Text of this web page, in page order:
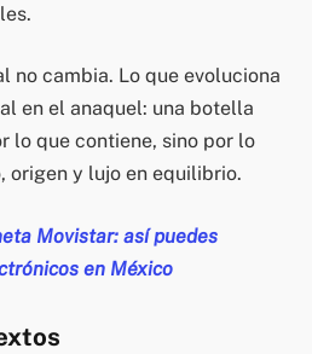
no cambia. Lo que evoluciona
en el anaquel: una botella
lo que contiene, sino por lo
origen y lujo en equilibrio.
Movistar: así puedes
en México